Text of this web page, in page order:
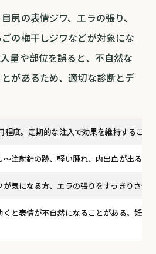
尻の表情ジワ、エラの張り、
の梅干しジワなどが対象にな
量や部位を誤ると、不自然な
があるため、適切な診断とデ
程度。定期的な注入で効果を維持すること
〜注射針の跡、軽い腫れ、内出血が出るこ
が気になる方、エラの張りをすっきりさせ
くと表情が不自然になることがある。妊娠